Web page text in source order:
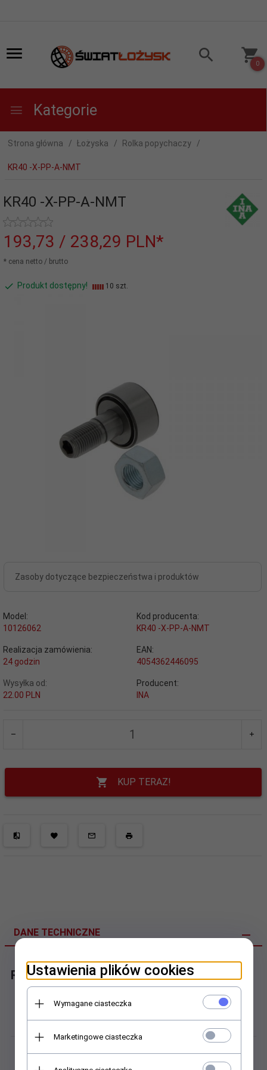
0
Kategorie
Strona główna Łożyska Rolka popychaczy
KR40 -X-PP-A-NMT
KR40 -X-PP-A-NMT
193,73 / 238,29 PLN*
* cena netto / brutto
Produkt dostępny! 10 szt.
Zasoby dotyczące bezpieczeństwa i produktów
Model:
10126062
Kod producenta:
KR40 -X-PP-A-NMT
Realizacja zamówienia:
24 godzin
EAN:
4054362446095
Wysyłka od:
22.00 PLN
Producent:
INA
KUP TERAZ!
DANE TECHNICZNE
Rolka popychaczy
Koszyk:
0,295 kg
Ustawienia plików cookies
Wymagane ciasteczka
Marketingowe ciasteczka